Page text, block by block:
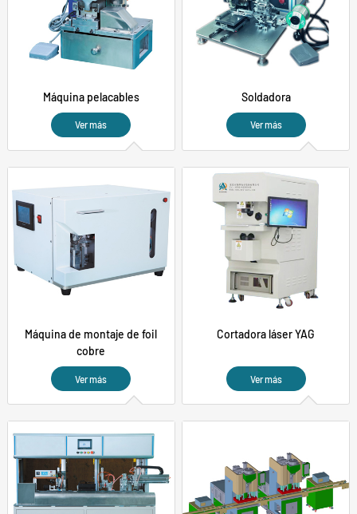
Máquina pelacables
Ver más
Soldadora
Ver más
Máquina de montaje de foil
cobre
Ver más
Cortadora láser YAG
Ver más